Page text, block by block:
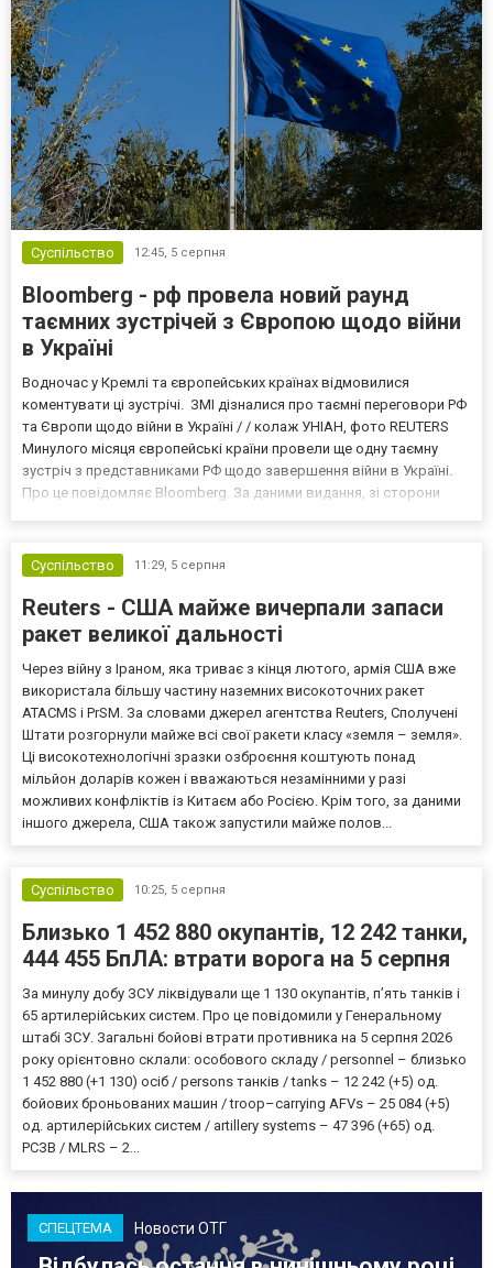
Суспільство 12:45, 5 серпня
Bloomberg - рф провела новий раунд
таємних зустрічей з Європою щодо війни
в Україні
Водночас у Кремлі та європейських країнах відмовилися
коментувати ці зустрічі. ЗМІ дізналися про таємні переговори РФ
та Європи щодо війни в Україні / / колаж УНІАН, фото REUTERS
Минулого місяця європейські країни провели ще одну таємну
зустріч з представниками РФ щодо завершення війни в Україні.
Про це повідомляє Bloomberg. За даними видання, зі сторони
Суспільство
11:29, 5 серпня
Reuters - США майже вичерпали запаси
ракет великої дальності
Через війну з Іраном, яка триває з кінця лютого, армія США вже
використала більшу частину наземних високоточних ракет
ATACMS і PrSM. За словами джерел агентства Reuters, Сполучені
Штати розгорнули майже всі свої ракети класу «земля – земля».
Ці високотехнологічні зразки озброєння коштують понад
мільйон доларів кожен і вважаються незамінними у разі
можливих конфліктів із Китаєм або Росією. Крім того, за даними
іншого джерела, США також запустили майже полов...
Суспільство 10:25, 5 серпня
Близько 1 452 880 окупантів, 12 242 танки,
444 455 БпЛА: втрати ворога на 5 серпня
За минулу добу ЗСУ ліквідували ще 1 130 окупантів, пʼять танків і
65 артилерійських систем. Про це повідомили у Генеральному
штабі ЗСУ. Загальні бойові втрати противника на 5 серпня 2026
року орієнтовно склали: особового складу / personnel – близько
1 452 880 (+1 130) осіб / persons танків / tanks – 12 242 (+5) од.
бойових броньованих машин / troop–carrying AFVs – 25 084 (+5)
од. артилерійських систем / artillery systems – 47 396 (+65) од.
РСЗВ / MLRS – 2...
СПЕЦТЕМА Новости ОТГ